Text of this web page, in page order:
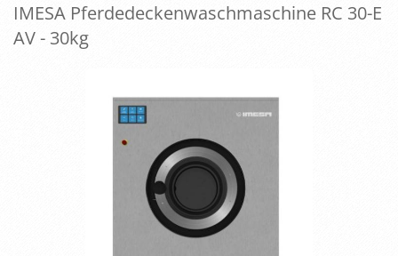
IMESA Pfer­de­de­cken­wasch­ma­schi­ne RC 30-E
AV - 30kg